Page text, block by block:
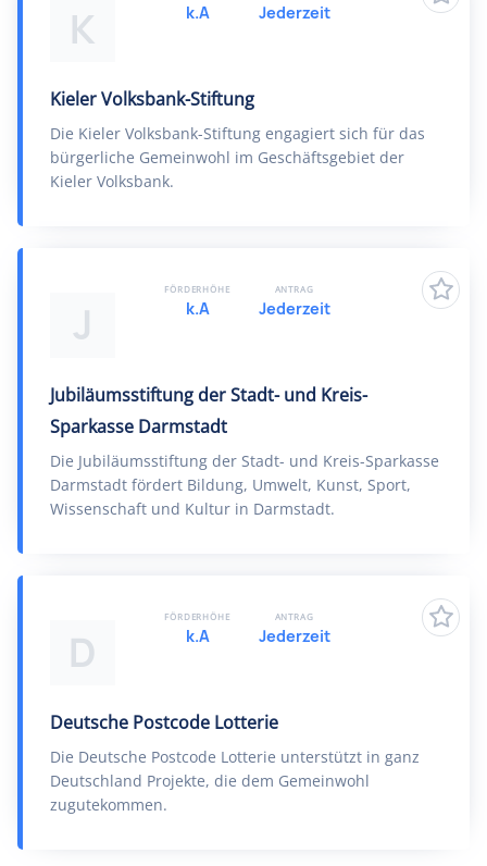
K
Kieler Volksbank-Stiftung
Die Kieler Volksbank-Stiftung engagiert sich für das
bürgerliche Gemeinwohl im Geschäftsgebiet der
Kieler Volksbank.
k.A Jederzeit
J
Jubiläumsstiftung der Stadt- und Kreis-
Sparkasse Darmstadt
Die Jubiläumsstiftung der Stadt- und Kreis-Sparkasse
Darmstadt fördert Bildung, Umwelt, Kunst, Sport,
Wissenschaft und Kultur in Darmstadt.
FÖRDERHÖHE
k.A
ANTRAG
Jederzeit
D
Deutsche Postcode Lotterie
Die Deutsche Postcode Lotterie unterstützt in ganz
Deutschland Projekte, die dem Gemeinwohl
zugutekommen.
FÖRDERHÖHE
k.A
ANTRAG
Jederzeit